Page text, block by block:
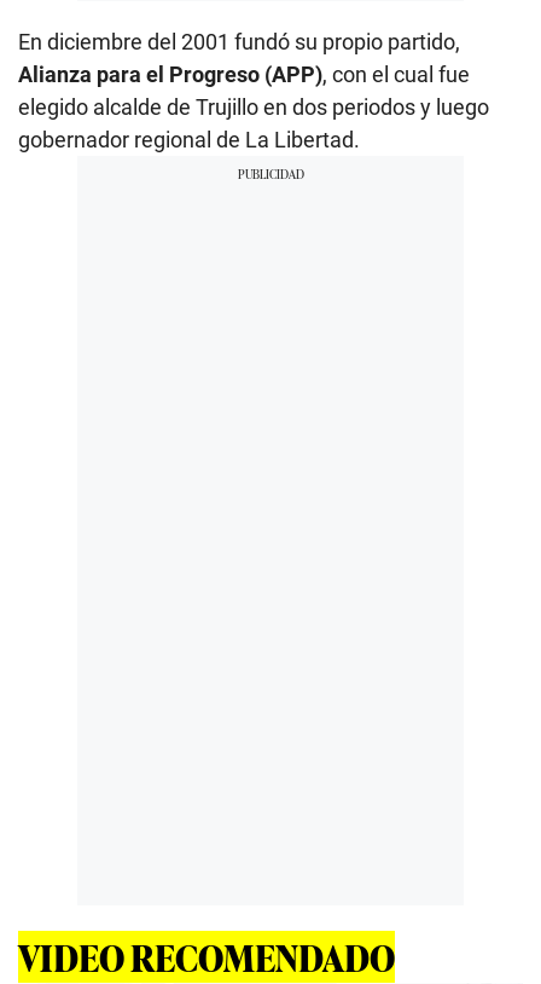
En diciembre del 2001 fundó su propio partido,
Alianza para el Progreso (APP), con el cual fue
elegido alcalde de Trujillo en dos periodos y luego
gobernador regional de La Libertad.
VIDEO RECOMENDADO